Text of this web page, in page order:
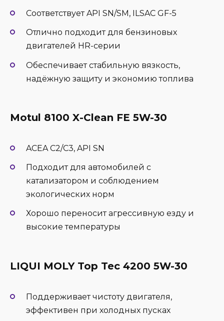
Соответствует API SN/SM, ILSAC GF-5
Отлично подходит для бензиновых
двигателей HR-серии
Обеспечивает стабильную вязкость,
надёжную защиту и экономию топлива
Motul 8100 X-Clean FE 5W-30
ACEA C2/C3, API SN
Подходит для автомобилей с
катализатором и соблюдением
экологических норм
Хорошо переносит агрессивную езду и
высокие температуры
LIQUI MOLY Top Tec 4200 5W-30
Поддерживает чистоту двигателя,
эффективен при холодных пусках